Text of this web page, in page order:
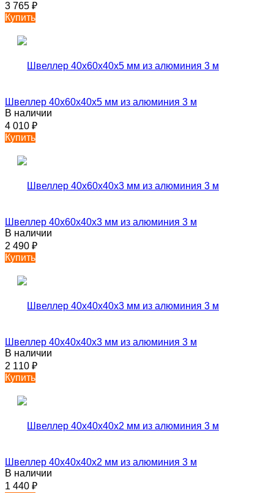
3 765 ₽
Купить
Швеллер 40х60х40х5 мм из алюминия 3 м
В наличии
4 010 ₽
Купить
Швеллер 40х60х40х3 мм из алюминия 3 м
В наличии
2 490 ₽
Купить
Швеллер 40х40х40х3 мм из алюминия 3 м
В наличии
2 110 ₽
Купить
Швеллер 40х40х40х2 мм из алюминия 3 м
В наличии
1 440 ₽